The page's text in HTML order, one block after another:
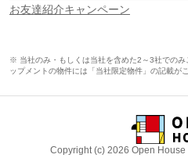
お友達紹介キャンペーン
※ 当社のみ・もしくは当社を含めた2～3社でのみ
ップメントの物件には「当社限定物件」の記載が
Copyright (c) 2026 Open